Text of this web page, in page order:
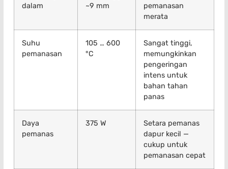
dalam
~9 mm
pemanasan
merata
Suhu
pemanasan
105 … 600
°C
Sangat tinggi,
memungkinkan
pengeringan
intens untuk
bahan tahan
panas
Daya
pemanas
375 W
Setara pemanas
dapur kecil —
cukup untuk
pemanasan cepat